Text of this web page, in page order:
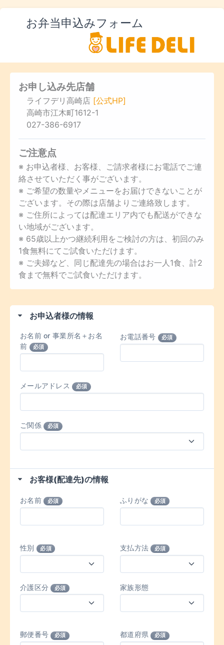
お弁当申込みフォーム
お申し込み先店舗
ライフデリ高崎店 [公式HP]
高崎市江木町1612-1
027-386-6917
ご注意点
※ お申込者様、お客様、ご請求者様にお電話でご連
絡させていただく事がございます。
※ ご希望の数量やメニューをお届けできないことが
ございます。その際は店舗よりご連絡致します。
※ ご住所によっては配達エリア内でも配送ができな
い地域がございます。
※ 65歳以上かつ継続利用をご検討の方は、初回のみ
1食無料にてご試食いただけます。
※ ご夫婦など、同じ配達先の場合はお一人1食、計2
食まで無料でご試食いただけます。
お申込者様の情報
お名前 or 事業所名＋お名
前
必須
お電話番号 必須
メールアドレス 必須
ご関係 必須
お客様(配達先)の情報
お名前 必須 ふりがな 必須
性別 必須 支払方法 必須
介護区分 必須 家族形態
郵便番号 必須 都道府県 必須